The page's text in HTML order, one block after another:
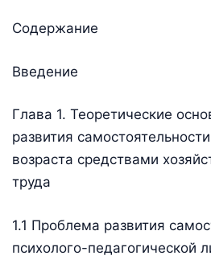
Содержание
Введение
Глава 1. Теоретические
развития
возраста средствами
труда
1.1 Проблема развития
психолого-педагогической